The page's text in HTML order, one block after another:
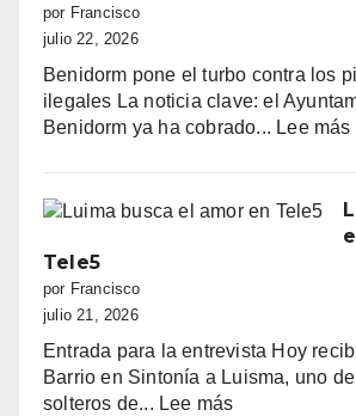
por Francisco
julio 22, 2026
Benidorm pone el turbo contra los
ilegales La noticia clave: el
Benidorm ya ha cobrado... Lee más:
Tele5
por Francisco
julio 21, 2026
Entrada para la entrevista Hoy
Barrio en Sintonía a Luisma, uno
solteros de... Lee más: